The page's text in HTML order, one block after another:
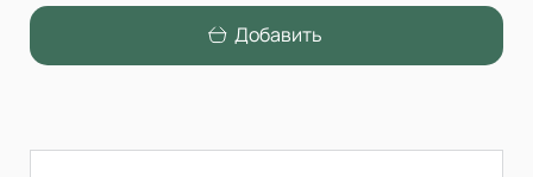
Добавить